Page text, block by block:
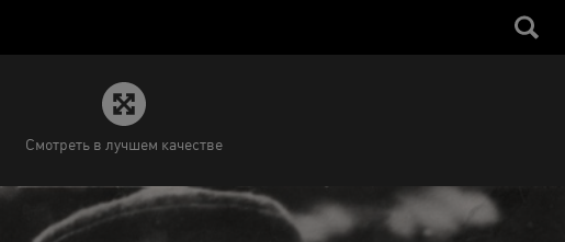
Смотреть в лучшем качестве